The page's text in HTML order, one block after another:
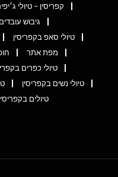
קפריסין – טיולי
גיבוש
טיולי סאפ בקפריסין
מפת אתר
טיולי כפרים
טיולי נשים בקפריסין
טיולים